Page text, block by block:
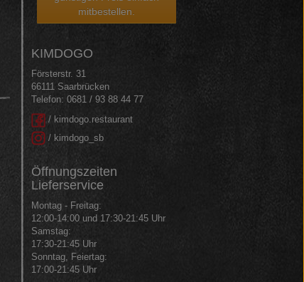
mitbestellen.
KIMDOGO
Försterstr. 31
66111 Saarbrücken
Telefon: 0681 / 93 88 44 77
/ kimdogo.restaurant
/ kimdogo_sb
Öffnungszeiten
Lieferservice
Montag - Freitag:
12:00-14:00 und 17:30-21:45 Uhr
Samstag:
17:30-21:45 Uhr
Sonntag, Feiertag:
17:00-21:45 Uhr